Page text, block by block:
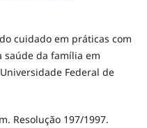
cuidado em práticas com
saúde da família em
Federal de
Resolução 197/1997.